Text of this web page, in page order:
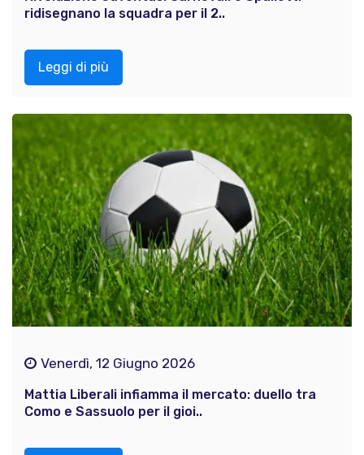
ridisegnano la squadra per il 2..
Leggi di più
Venerdì, 12 Giugno 2026
Mattia Liberali infiamma il mercato: duello tra
Como e Sassuolo per il gioi..